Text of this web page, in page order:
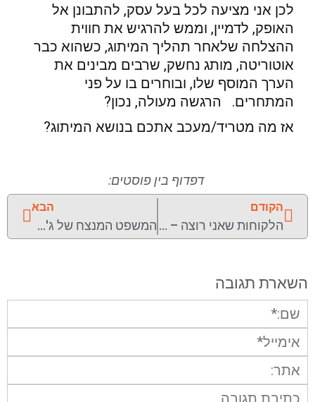
לכן אני מציעה לכל בעל עסק, להתבונן אל
האופק, לדמיין, וממש להרגיש את חווית
ההצלחה שלאחר תהליך המיתוג, כשהוא כבר
אוטוריטה, מותג נחשק, שרבים מבינים את
הערך המוסף שלו, ובוחרים בו על פני
המתחרים. הרגשה מעולה, נכון?
אז מה מטריד/מעכב אתכם בנושא המיתוג?
דפדוף בין פוסטים:
הקודם
הלקוחות שאני רוצה – הלקוחות שרוצים אותי
הבא
המשפט המנצח של ג'ף בזוס – מייסד אמזון
השארת תגובה
שם:*
אימייל*
אתר:
תגובה: